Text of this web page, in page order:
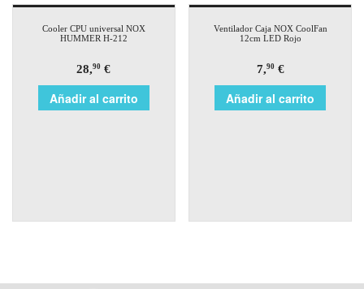
Cooler CPU universal NOX
HUMMER H-212
28,90 €
Añadir al carrito
Ventilador Caja NOX CoolFan
12cm LED Rojo
7,90€
Añadir al carrito